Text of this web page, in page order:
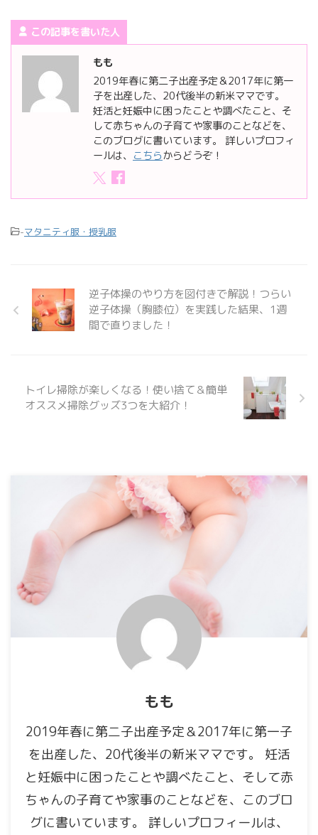
この記事を書いた人
もも
2019年春に第二子出産予定＆2017年に第一
子を出産した、20代後半の新米ママです。
妊活と妊娠中に困ったことや調べたこと、そ
して赤ちゃんの子育てや家事のことなどを、
このブログに書いています。 詳しいプロフィ
ールは、 こちらからどうぞ！
-マタニティ服・授乳服
逆子体操のやり方を図付きで解説！つらい
逆子体操（胸膝位）を実践した結果、1週
間で直りました！
トイレ掃除が楽しくなる！使い捨て＆簡単
オススメ掃除グッズ3つを大紹介！
もも
2019年春に第二子出産予定＆2017年に第一子
を出産した、20代後半の新米ママです。 妊活
と妊娠中に困ったことや調べたこと、そして赤
ちゃんの子育てや家事のことなどを、このブロ
グに書いています。 詳しいプロフィールは、